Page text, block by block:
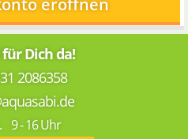
eröffnen
Dich da!
2086358
9 - 16 Uhr